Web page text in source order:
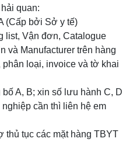
quan:
(Cấp bởi Sở y tế)
list, Vận đơn, Catalogue
và Manufacturer trên hàng
loại, invoice và tờ khai
A, B; xin số lưu hành C, D
cần thì liên hệ em
thủ tục các mặt hàng TBYT